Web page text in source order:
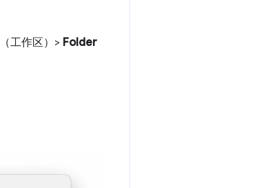
（工作区）> Folder